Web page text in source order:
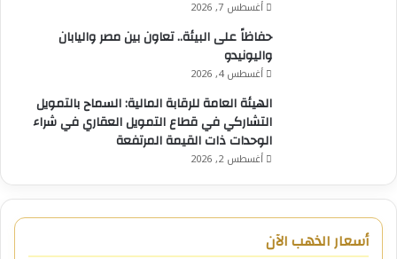
أغسطس 7, 2026
حفاظاً على البيئة.. تعاون بين مصر واليابان
واليونيدو
أغسطس 4, 2026
الهيئة العامة للرقابة المالية: السماح بالتمويل
التشاركي في قطاع التمويل العقاري في شراء
الوحدات ذات القيمة المرتفعة
أغسطس 2, 2026
أسعار الذهب الآن